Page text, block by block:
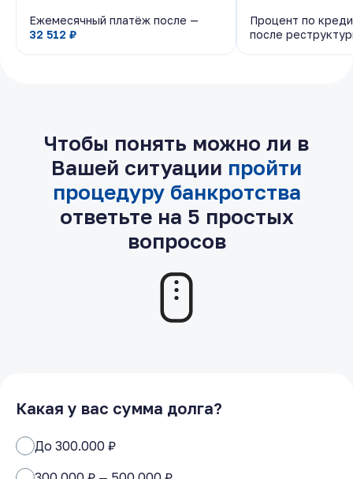
Ежемесячный платёж после —
32 512 ₽
Процент по
после
Ежемесячный платёж после —
32 512 ₽
Процент по
после
Чтобы понять можно ли в
Вашей ситуации пройти
процедуру банкротства
ответьте на 5 простых
вопросов
Какая у вас сумма долга?
До 300.000 ₽